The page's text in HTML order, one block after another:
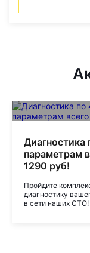
Диагностика
параметрам
1290 руб!
Пройдите
диагностику
в сети наших СТО!